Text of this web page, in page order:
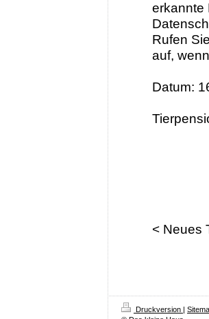
erkannte
Rufen
auf,
Datum:
< Neues
Druckversion |